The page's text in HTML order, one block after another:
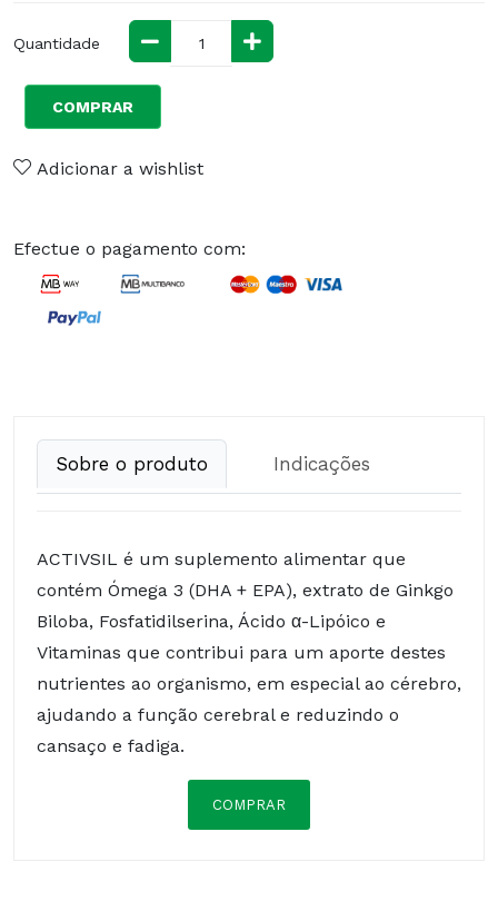
Quantidade
COMPRAR
Adicionar a wishlist
Efectue o pagamento com:
Sobre o produto Indicações
ACTIVSIL é um suplemento alimentar que
contém Ómega 3 (DHA + EPA), extrato de Ginkgo
Biloba, Fosfatidilserina, Ácido α-Lipóico e
Vitaminas que contribui para um aporte destes
nutrientes ao organismo, em especial ao cérebro,
ajudando a função cerebral e reduzindo o
cansaço e fadiga.
COMPRAR